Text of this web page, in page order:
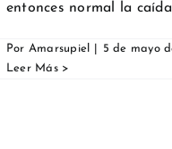
entonces normal la
Por Amarsupiel 5 de mayo